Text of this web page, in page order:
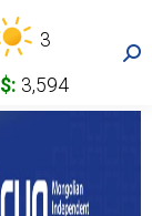
3
$: 3,594